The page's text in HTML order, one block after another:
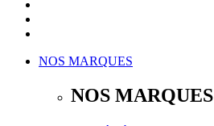
NOS MARQUES
NOS MARQUES